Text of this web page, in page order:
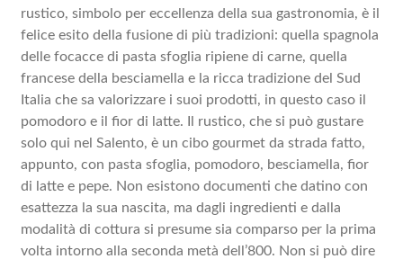
POI
rustico, simbolo per eccellenza della sua gastronomia, è il
felice esito della fusione di più tradizioni: quella spagnola
delle focacce di pasta sfoglia ripiene di carne, quella
francese della besciamella e la ricca tradizione del Sud
Italia che sa valorizzare i suoi prodotti, in questo caso il
pomodoro e il fior di latte. Il rustico, che si può gustare
solo qui nel Salento, è un cibo gourmet da strada fatto,
appunto, con pasta sfoglia, pomodoro, besciamella, fior
di latte e pepe. Non esistono documenti che datino con
esattezza la sua nascita, ma dagli ingredienti e dalla
modalità di cottura si presume sia comparso per la prima
volta intorno alla seconda metà dell’800. Non si può dire